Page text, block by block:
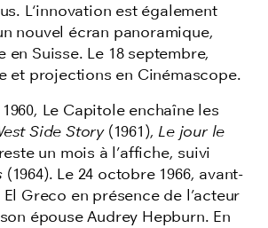
L‘innovation est également
nouvel écran panoramique,
en Suisse. Le 18 septembre,
et projections en Cinémascope.
Le Capitole enchaîne les
Side Story(1961), Le jour le
un mois à l’affiche, suivi
(1964). Le 24 octobre 1966, avant-
Greco en présence de l’acteur
épouse Audrey Hepburn. En